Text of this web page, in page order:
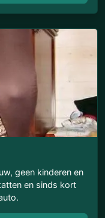
geen kinderen en
en sinds kort